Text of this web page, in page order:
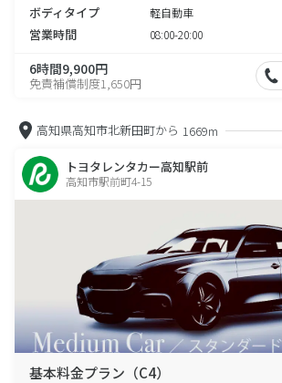
ボディタイプ 軽自動車
営業時間 08:00-20:00
6時間9,900円
免責補償制度1,650円
高知県高知市北新田町から 1669m
トヨタレンタカー高知駅前
高知市駅前町4-15
基本料金プラン（C4）